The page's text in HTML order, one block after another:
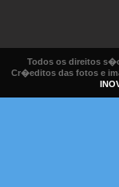
Todos os direitos
Cr�editos das fotos e